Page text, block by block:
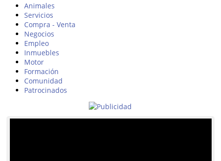
Animales
Servicios
Compra - Venta
Negocios
Empleo
Inmuebles
Motor
Formación
Comunidad
Patrocinados